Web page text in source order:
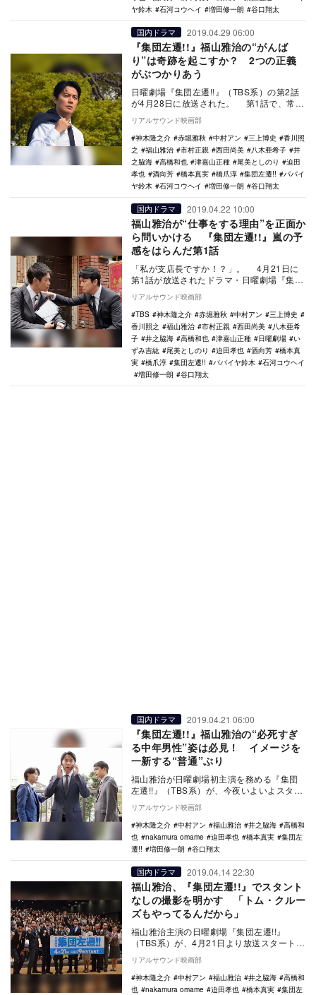
ヤ鈴木
石河コウヘイ 増田修一朗 谷口翔太
国内ドラマ 2019.04.29 06:00
『集団左遷!!』福山雅治の“がんば
り”は奇跡を起こすか？ 2つの正義
がぶつかりあう
日曜劇場『集団左遷!!』（TBS系）の第2話
が4月28日に放送された。 第1話で、常務
取締役の横山輝生（三上博史）に、廃店
を…
リアルサウンド映画部
神木隆之介
赤堀雅秋 中村アン 三上博史
香川照
之
福山雅治 市村正親 西田尚美 八木亜希子
井
之脇海
高橋和也 津嘉山正種 尾美としのり
迫田
孝也
酒向芳 橋本真実 橋爪淳 集団左遷!!
パパイ
ヤ鈴木
石河コウヘイ 増田修一朗 谷口翔太
国内ドラマ 2019.04.22 10:00
福山雅治が“仕事をする理由”を正面か
ら問いかける 『集団左遷!!』嵐の予
感をはらんだ第1話
「私が支店長ですか！？」。 4月21日に
第1話が放送されたドラマ・日曜劇場『集団
左遷!!』（TBS系）で、三友銀行に勤務す
る…
リアルサウンド映画部
TBS
神木隆之介 赤堀雅秋 中村アン
三上博史
香川照之
福山雅治 市村正親 西田尚美
八木亜希
子
井之脇海 高橋和也 津嘉山正種 日曜劇場
い
ずみ吉紘
尾美としのり 迫田孝也 酒向芳
橋本真
実
橋爪淳 集団左遷!! パパイヤ鈴木
石河コウヘイ
増田修一朗
谷口翔太
国内ドラマ 2019.04.21 06:00
『集団左遷!!』福山雅治の“必死すぎ
る中年男性”姿は必見！ イメージを
一新する“普通”ぶり
福山雅治が日曜劇場初主演を務める『集団
左遷!!』（TBS系）が、今夜いよいよスター
トする。福山が演じるのは、廃店が決定し
ている銀…
リアルサウンド映画部
神木隆之介
中村アン 福山雅治 井之脇海
高橋和
也
nakamura omame 迫田孝也 橋本真実
集団左
遷!!
増田修一朗 谷口翔太
国内ドラマ 2019.04.14 22:30
福山雅治、『集団左遷!!』でスタント
なしの撮影を明かす 「トム・クルー
ズもやってるんだから」
福山雅治主演の日曜劇場『集団左遷!!』
（TBS系）が、4月21日より放送スタート。
それに先駆け、4月15日に東京・丸ビルホー
ルで…
リアルサウンド映画部
神木隆之介
中村アン 福山雅治 井之脇海
高橋和
也
nakamura omame 迫田孝也 橋本真実
集団左